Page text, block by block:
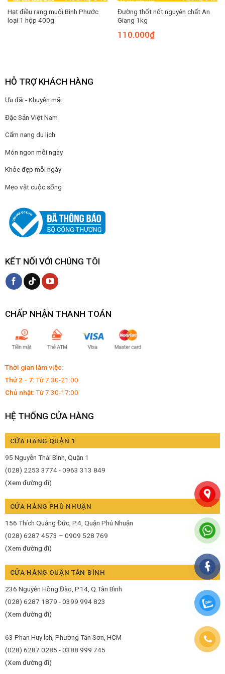
Hạt điều rang muối Bình Phước
loại 1 hộp 400g
Đường thốt nốt nguyên chất An
Giang 1kg
110.000₫
HỖ TRỢ KHÁCH HÀNG
Ưu đãi - Khuyến mãi
Đặc Sản Việt Nam
Cẩm nang du lịch
Món ngon mỗi ngày
Khỏe đẹp mỗi ngày
Mẹo vặt cuộc sống
KẾT NỐI VỚI CHÚNG TÔI
CHẤP NHẬN THANH TOÁN
Thời gian làm việc:
Thứ 2 - 7:Từ 7:30-21:00
Chủ nhật:Từ 7:30-17:00
HỆ THỐNG CỬA HÀNG
CỬA HÀNG QUẬN 1
95 Nguyễn Thái Bình, Quận 1
(028) 2253 3774 - 0963 313 849
(Xem đường đi)
CỬA HÀNG PHÚ NHUẬN
156 Thích Quảng Đức, P.4, Quận Phú Nhuận
(028) 6287 4573 – 0909 528 769
(Xem đường đi)
CỬA HÀNG QUẬN TÂN BÌNH
236 Nguyễn Hồng Đào, P.14, Q.Tân Bình
(028) 6287 1879 - 0399 994 823
(Xem đường đi)
63 Phan Huy Ích, Phường Tân Sơn, HCM
(028) 6287 0285 - 0388 999 745
(Xem đường đi)